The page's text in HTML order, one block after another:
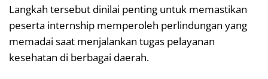
Langkah tersebut dinilai penting untuk memastikan
peserta internship memperoleh perlindungan yang
memadai saat menjalankan tugas pelayanan
kesehatan di berbagai daerah.